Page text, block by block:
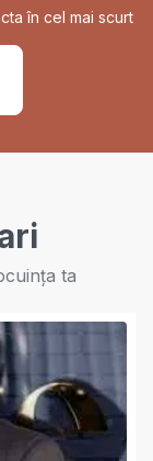
în cel mai scurt
ta